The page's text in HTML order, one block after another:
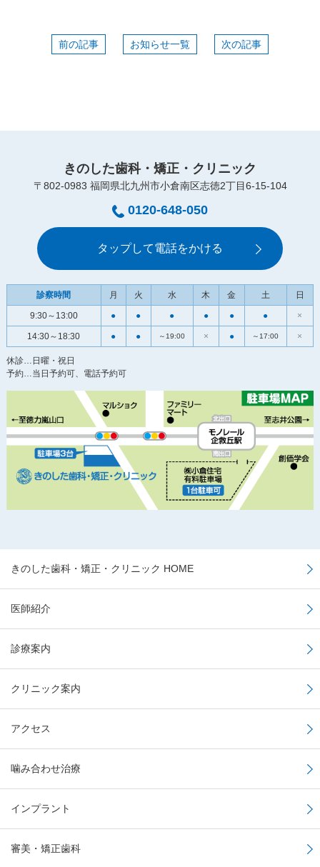
前の記事 お知らせ一覧 次の記事
きのした歯科・矯正・クリニック
〒802-0983 福岡県北九州市小倉南区志徳2丁目6-15-104
0120-648-050
タップして電話をかける
診察時間 月 火 水 木 金 土 日
9:30～13:00 ● ● ● ● ● ● ×
14:30～18:30 ● ● ～19:00 × ● ～17:00 ×
休診…日曜・祝日
予約…当日予約可、電話予約可
きのした歯科・矯正・クリニック HOME
医師紹介
診療案内
クリニック案内
アクセス
噛み合わせ治療
インプラント
審美・矯正歯科